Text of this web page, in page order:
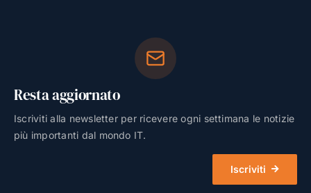
Resta aggiornato
Iscriviti alla newsletter per ricevere ogni settimana le notizie
più importanti dal mondo IT.
Iscriviti